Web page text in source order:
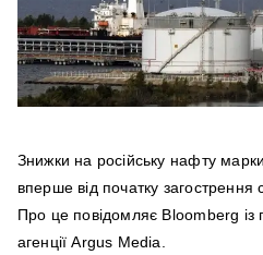
Знижки на російську нафту
вперше від початку загострення
Про це повідомляє Bloomberg із
агенції Argus Media.